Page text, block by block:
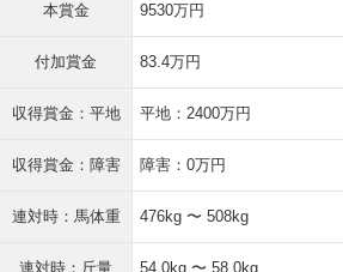
本賞金 9530万円
付加賞金 83.4万円
収得賞金：平地 平地：2400万円
収得賞金：障害 障害：0万円
連対時：馬体重 476kg 〜 508kg
連対時：斤量 54.0kg 〜 58.0kg